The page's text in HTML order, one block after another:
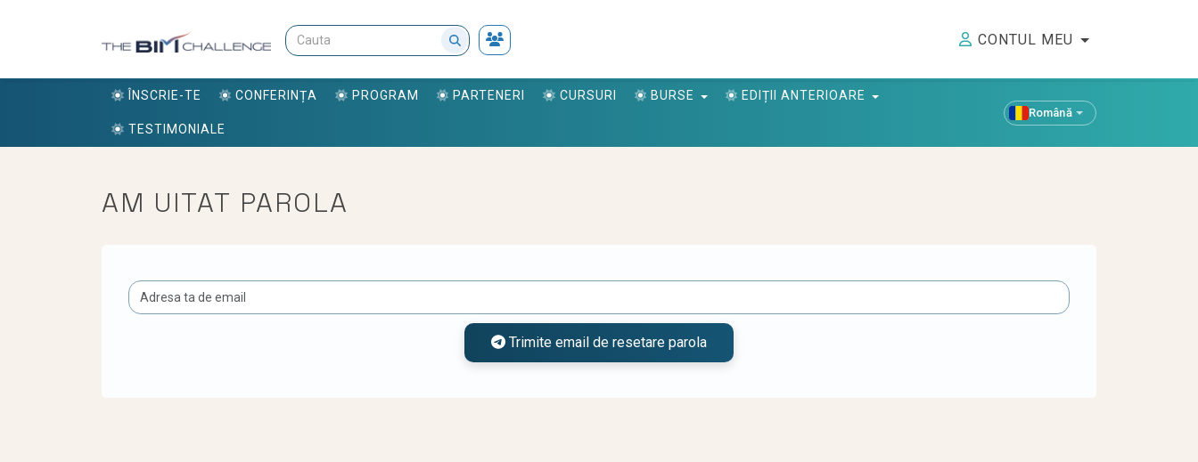
CONTUL MEU
ÎNSCRIE-TE CONFERINȚA PROGRAM PARTENERI CURSURI BURSE EDIȚII ANTERIOARE
TESTIMONIALE
Română
AM UITAT PAROLA
Trimite email de resetare parola